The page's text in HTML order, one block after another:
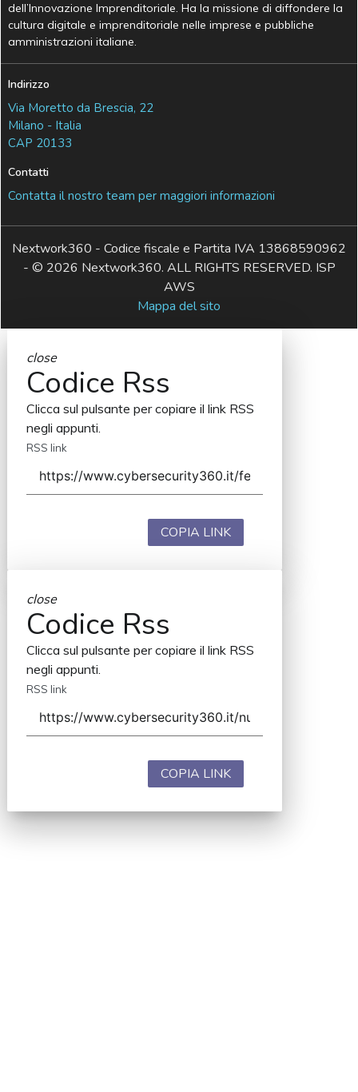
dell’Innovazione Imprenditoriale. Ha la missione di diffondere la
cultura digitale e imprenditoriale nelle imprese e pubbliche
amministrazioni italiane.
Indirizzo
Via Moretto da Brescia, 22
Milano - Italia
CAP 20133
Contatti
Contatta il nostro team per maggiori informazioni
Nextwork360 - Codice fiscale e Partita IVA 13868590962
- © 2026 Nextwork360. ALL RIGHTS RESERVED. ISP
AWS
Mappa del sito
close
Codice Rss
Clicca sul pulsante per copiare il link RSS
negli appunti.
RSS link
COPIA LINK
close
Codice Rss
Clicca sul pulsante per copiare il link RSS
negli appunti.
RSS link
COPIA LINK